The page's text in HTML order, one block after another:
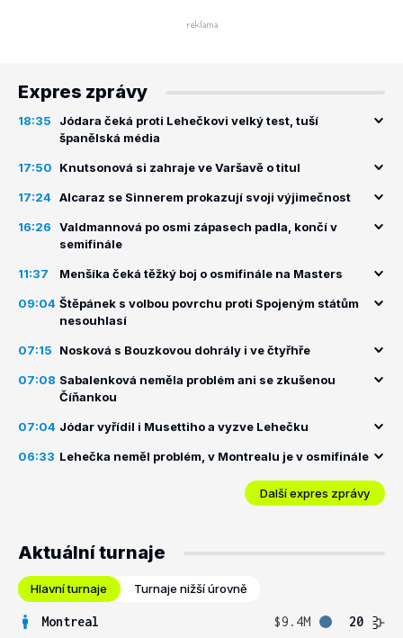
Expres zprávy
18:35
Jódara čeká proti Lehečkovi velký test, tuší
španělská média
17:50 Knutsonová si zahraje ve Varšavě o titul
17:24 Alcaraz se Sinnerem prokazují svoji výjimečnost
16:26
Valdmannová po osmi zápasech padla, končí v
semifinále
11:37 Menšíka čeká těžký boj o osmifinále na Masters
09:04 Štěpánek s volbou povrchu proti Spojeným státům
nesouhlasí
07:15 Nosková s Bouzkovou dohrály i ve čtyřhře
07:08 Sabalenková neměla problém ani se zkušenou
Číňankou
07:04 Jódar vyřídil i Musettiho a vyzve Lehečku
06:33 Lehečka neměl problém, v Montrealu je v osmifinále
Další expres zprávy
Aktuální turnaje
Hlavní turnaje Turnaje nižší úrovně
Montreal $9.4M
20